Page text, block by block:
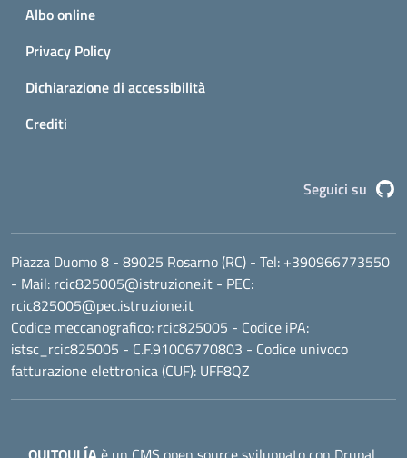
Albo online
Privacy Policy
Dichiarazione di accessibilità
Crediti
Seguici su
Piazza Duomo 8 - 89025 Rosarno (RC) - Tel: +390966773550
- Mail: rcic825005@istruzione.it - PEC:
rcic825005@pec.istruzione.it
Codice meccanografico: rcic825005 - Codice iPA:
istsc_rcic825005 - C.F.91006770803 - Codice univoco
fatturazione elettronica (CUF): UFF8QZ